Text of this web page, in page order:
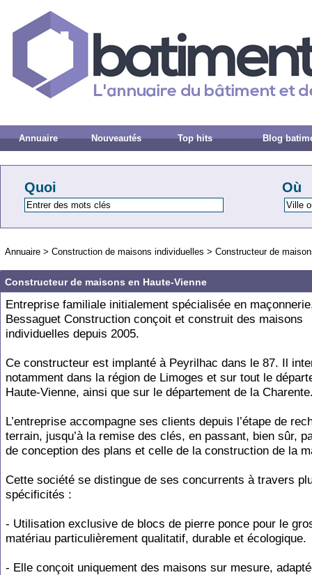
Annuaire Nouveautés Top hits Blog
Quoi Où
Annuaire > Construction de maisons individuelles > Constructeur de
Constructeur de maisons en Haute-Vienne
Entreprise familiale initialement spécialisée en
Bessaguet Construction conçoit et construit des maisons
individuelles depuis 2005.
Ce constructeur est implanté à Peyrilhac dans le 87. Il
notamment dans la région de Limoges et sur tout le
Haute-Vienne, ainsi que sur le département de la
L’entreprise accompagne ses clients depuis l’étape de
terrain, jusqu’à la remise des clés, en passant, bien sûr,
de conception des plans et celle de la construction de la
Cette société se distingue de ses concurrents à travers
spécificités :
- Utilisation exclusive de blocs de pierre ponce pour le
matériau particulièrement qualitatif, durable et écologique.
- Elle conçoit uniquement des maisons sur mesure,